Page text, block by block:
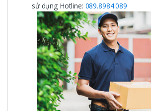
sử dụng Hotline: 089.8984.089